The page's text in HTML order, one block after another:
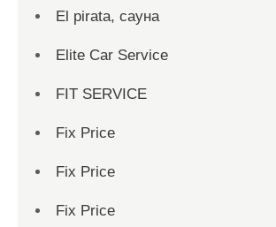
El pirata, сауна
Elite Car Service
FIT SERVICE
Fix Price
Fix Price
Fix Price